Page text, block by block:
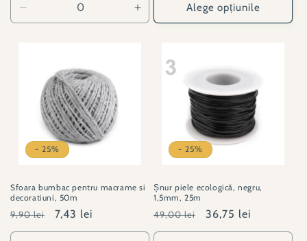
cantitatea
Creșteți
cantitatea
LG#001031-
Alege opțiunile
- 25%
Sfoara bumbac pentru macrame si
decoratiuni, 50m
Preț
obișnuit
9,90 lei
Preț
redus
7,43 lei
- 25%
Șnur piele ecologică, negru,
1,5mm, 25m
Preț
obișnuit
49,00 lei
Preț
redus
36,75 lei